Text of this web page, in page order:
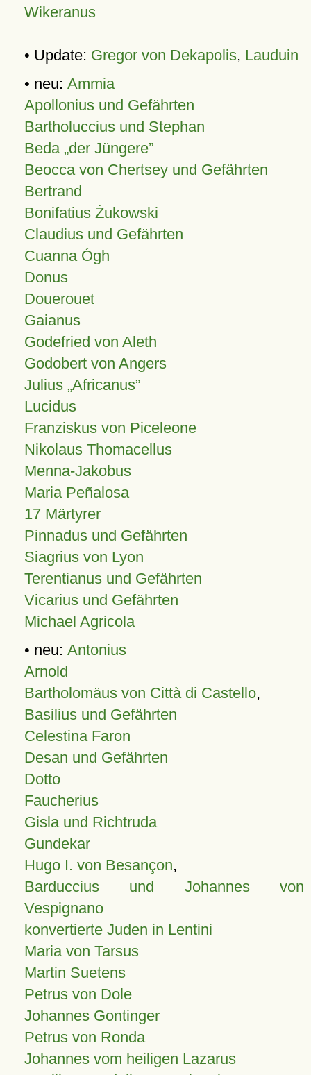
Wikeranus
• Update: Gregor von Dekapolis, Lauduin
• neu: Ammia
Apollonius und Gefährten
Bartholuccius und Stephan
Beda „der Jüngere”
Beocca von Chertsey und Gefährten
Bertrand
Bonifatius Żukowski
Claudius und Gefährten
Cuanna Ógh
Donus
Douerouet
Gaianus
Godefried von Aleth
Godobert von Angers
Julius Africanus
Lucidus
Franziskus von Piceleone
Nikolaus Thomacellus
Menna-Jakobus
Maria Peñalosa
17 Märtyrer
Pinnadus und Gefährten
Siagrius von Lyon
Terentianus und Gefährten
Vicarius und Gefährten
Michael Agricola
• neu: Antonius
Arnold
Bartholomäus von Città di Castello,
Basilius und Gefährten
Celestina Faron
Desan und Gefährten
Dotto
Faucherius
Gisla und Richtruda
Gundekar
Hugo I. von Besançon,
Barduccius und Johannes von
Vespignano
konvertierte Juden in Lentini
Maria von Tarsus
Martin Suetens
Petrus von Dole
Johannes Gontinger
Petrus von Ronda
Johannes vom heiligen Lazarus